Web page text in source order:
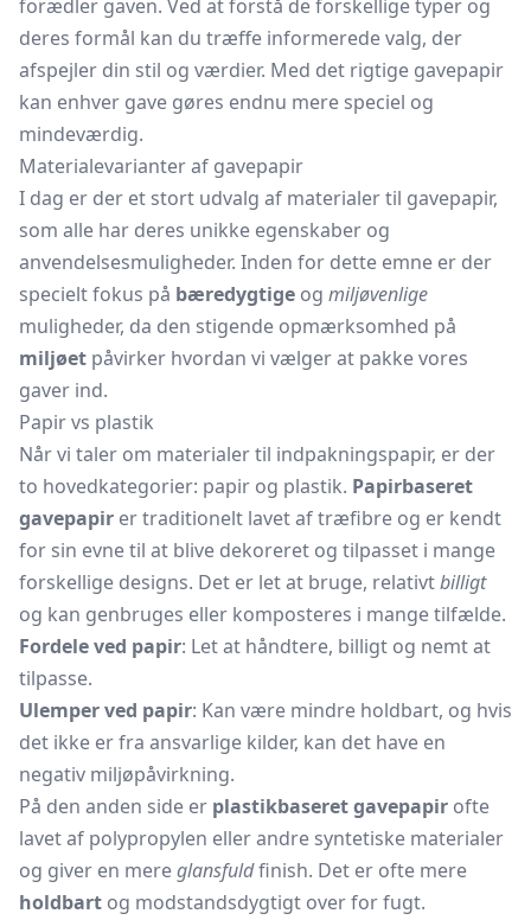
forædler gaven. Ved at forstå de forskellige typer og
deres formål kan du træffe informerede valg, der
afspejler din stil og værdier. Med det rigtige gavepapir
kan enhver gave gøres endnu mere speciel og
mindeværdig.
Materialevarianter af gavepapir
I dag er der et stort udvalg af materialer til gavepapir,
som alle har deres unikke egenskaber og
anvendelsesmuligheder. Inden for dette emne er der
specielt fokus på bæredygtige og miljøvenlige
muligheder, da den stigende opmærksomhed på
miljøet påvirker hvordan vi vælger at pakke vores
gaver ind.
Papir vs plastik
Når vi taler om materialer til indpakningspapir, er der
to hovedkategorier: papir og plastik. Papirbaseret
gavepapir er traditionelt lavet af træfibre og er kendt
for sin evne til at blive dekoreret og tilpasset i mange
forskellige designs. Det er let at bruge, relativtbilligt
og kan genbruges eller komposteres i mange tilfælde.
Fordele ved papir: Let at håndtere, billigt og nemt at
tilpasse.
Ulemper ved papir: Kan være mindre holdbart, og hvis
det ikke er fra ansvarlige kilder, kan det have en
negativ miljøpåvirkning.
På den anden side er plastikbaseret gavepapir ofte
lavet af polypropylen eller andre syntetiske materialer
og giver en mereglansfuldfinish. Det er ofte mere
holdbart og modstandsdygtigt over for fugt.